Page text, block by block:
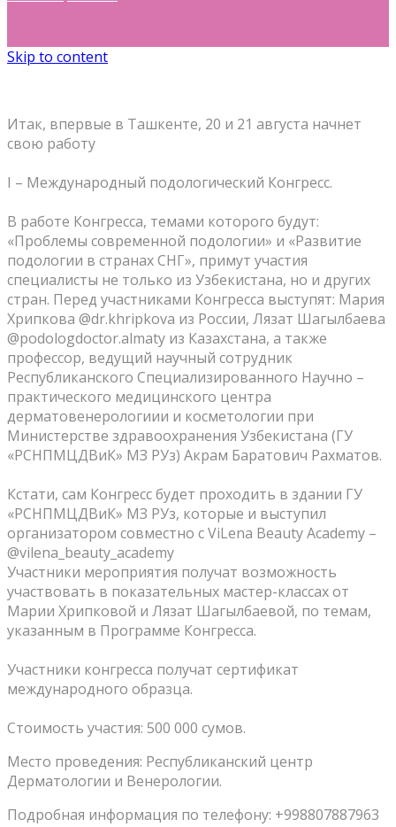
Skip to content
Итак, впервые в Ташкенте, 20 и 21 августа начнет
свою работу
I – Международный подологический Конгресс.
В работе Конгресса, темами которого будут:
«Проблемы современной подологии» и «Развитие
подологии в странах СНГ», примут участия
специалисты не только из Узбекистана, но и других
стран. Перед участниками Конгресса выступят: Мария
Хрипкова @dr.khripkova из России, Лязат Шагылбаева
@podologdoctor.almaty из Казахстана, а также
профессор, ведущий научный сотрудник
Республиканского Специализированного Научно –
практического медицинского центра
дерматовенерологиии и косметологии при
Министерстве здравоохранения Узбекистана (ГУ
«РСНПМЦДВиК» МЗ РУз) Акрам Баратович Рахматов.
Кстати, сам Конгресс будет проходить в здании ГУ
«РСНПМЦДВиК» МЗ РУз, которые и выступил
организатором совместно с ViLena Beauty Academy –
@vilena_beauty_academy ⠀
Участники мероприятия получат возможность
участвовать в показательных мастер-классах от
Марии Хрипковой и Лязат Шагылбаевой, по темам,
указанным в Программе Конгресса.
Участники конгресса получат сертификат
международного образца.
Стоимость участия: 500 000 сумов.
Место проведения: Республиканский центр
Дерматологии и Венерологии.
Подробная информация по телефону: +998807887963